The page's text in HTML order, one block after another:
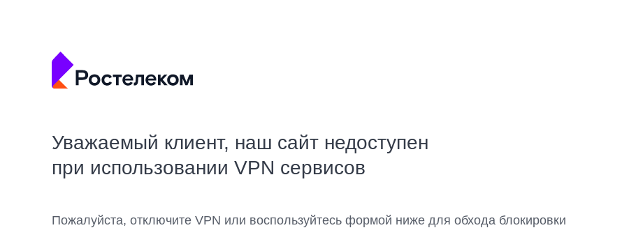
Уважаемый клиент, наш сайт недоступен
при использовании VPN сервисов
Пожалуйста, отключите VPN или воспользуйтесь формой ниже для обхода блокировки